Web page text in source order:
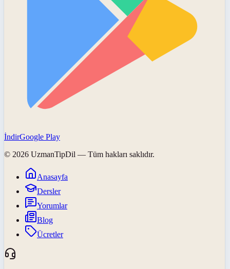
İndirGoogle Play
© 2026 UzmanTipDil — Tüm hakları saklıdır.
Anasayfa
Dersler
Yorumlar
Blog
Ücretler